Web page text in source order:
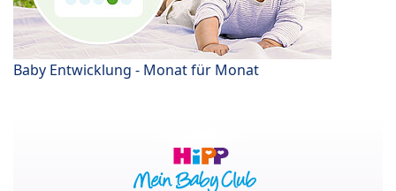
Baby Entwicklung - Monat für Monat